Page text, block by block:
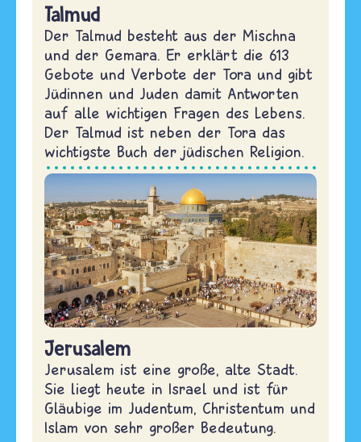
Talmud
Der Talmud besteht aus der Mischna
und der Gemara. Er erklärt die 613
Gebote und Verbote der Tora und gibt
Jüdinnen und Juden damit Antworten
auf alle wichtigen Fragen des Lebens.
Der Talmud ist neben der Tora das
wichtigste Buch der jüdischen Religion.
Jerusalem
Jerusalem ist eine große, alte Stadt.
Sie liegt heute in Israel und ist für
Gläubige im Judentum, Christentum und
Islam von sehr großer Bedeutung.